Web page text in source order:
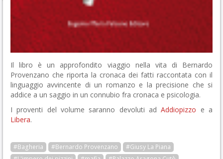
Il libro è un approfondito viaggio nella vita di Bernardo
Provenzano che riporta la cronaca dei fatti raccontata con il
linguaggio avvincente di un romanzo e la precisione che si
addice a un saggio in un connubio fra cronaca e psicologia.
I proventi del volume saranno devoluti adAddiopizzo e a
Libera.
#Bagheria #Bernardo Provenzano
#Giusy La Piana